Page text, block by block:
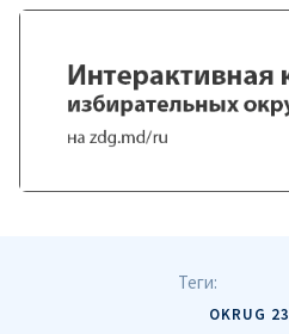
Теги:
OKRUG 23
МОЯ НОВОСТЬ
Заголовок новости
заголовок
Фотография
+ Загрузить
изображение
+ Добавить ссылку на
Текст новости
+ Добавить текст